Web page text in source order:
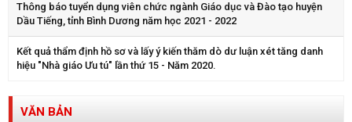
Thông báo tuyển dụng viên chức ngành Giáo dục và Đào tạo huyện
Dầu Tiếng, tỉnh Bình Dương năm học 2021 - 2022
Kết quả thẩm định hồ sơ và lấy ý kiến thăm dò dư luận xét tăng danh
hiệu "Nhà giáo Ưu tú" lần thứ 15 - Năm 2020.
VĂN BẢN